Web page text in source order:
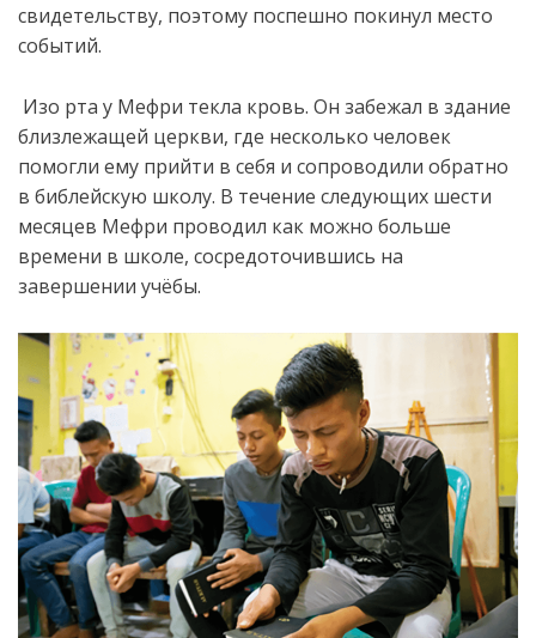
свидетельству, поэтому поспешно покинул место
событий.
Изо рта у Мефри текла кровь. Он забежал в здание
близлежащей церкви, где несколько человек
помогли ему прийти в себя и сопроводили обратно
в библейскую школу. В течение следующих шести
месяцев Мефри проводил как можно больше
времени в школе, сосредоточившись на
завершении учёбы.